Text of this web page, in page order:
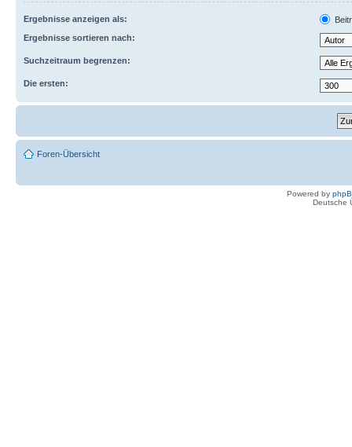
Ergebnisse anzeigen als:
Ergebnisse sortieren nach:
Suchzeitraum begrenzen:
Die ersten:
Foren-Übersicht
Powered by
Deutsche